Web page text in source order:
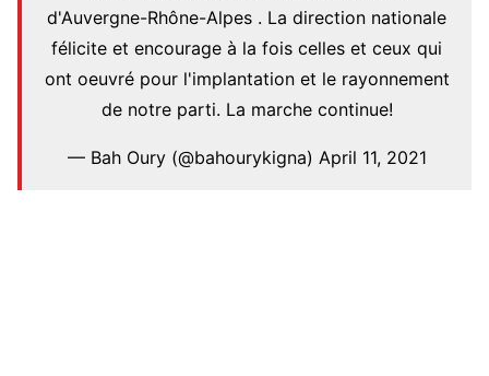
d'Auvergne-Rhône-Alpes . La direction nationale
félicite et encourage à la fois celles et ceux qui
ont oeuvré pour l'implantation et le rayonnement
de notre parti. La marche continue!
— Bah Oury (@bahourykigna) April 11, 2021